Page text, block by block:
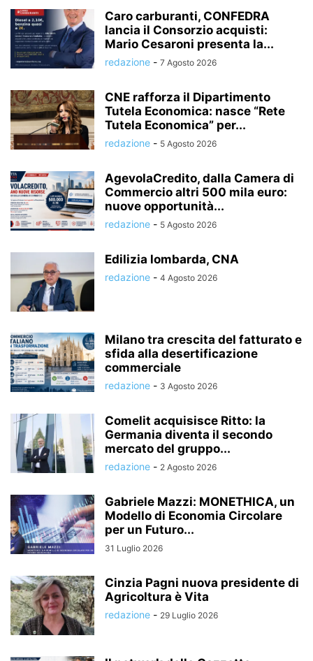
Caro carburanti, CONFEDRA
lancia il Consorzio acquisti:
Mario Cesaroni presenta la...
redazione - 7 Agosto 2026
CNE rafforza il Dipartimento
Tutela Economica: nasce “Rete
Tutela Economica” per...
redazione - 5 Agosto 2026
AgevolaCredito, dalla Camera di
Commercio altri 500 mila euro:
nuove opportunità...
redazione - 5 Agosto 2026
Edilizia lombarda, CNA
redazione - 4 Agosto 2026
Milano tra crescita del fatturato e
sfida alla desertificazione
commerciale
redazione - 3 Agosto 2026
Comelit acquisisce Ritto: la
Germania diventa il secondo
mercato del gruppo...
redazione - 2 Agosto 2026
Gabriele Mazzi: MONETHICA, un
Modello di Economia Circolare
per un Futuro...
31 Luglio 2026
Cinzia Pagni nuova presidente di
Agricoltura è Vita
redazione - 29 Luglio 2026